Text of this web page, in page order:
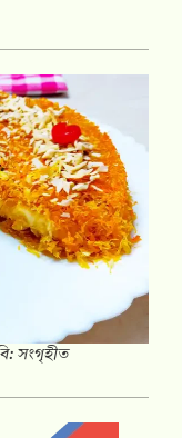
সংগৃহীত